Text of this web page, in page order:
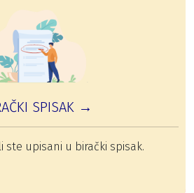
SPISAK →
ste upisani u birački spisak.